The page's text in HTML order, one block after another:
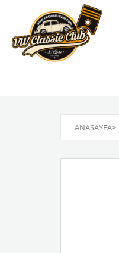
ANASAYFA>